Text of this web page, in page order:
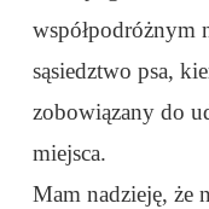
współpodróżnym
sąsiedztwo psa,
zobowiązany do
miejsca.
Mam nadzieję, że